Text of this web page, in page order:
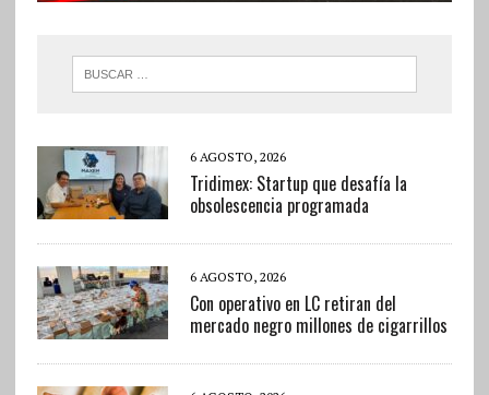
6 AGOSTO, 2026
Tridimex: Startup que desafía la
obsolescencia programada
6 AGOSTO, 2026
Con operativo en LC retiran del
mercado negro millones de cigarrillos